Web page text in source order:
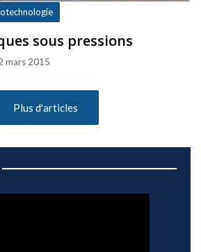
sous pressions
mars 2015
Plus d'articles